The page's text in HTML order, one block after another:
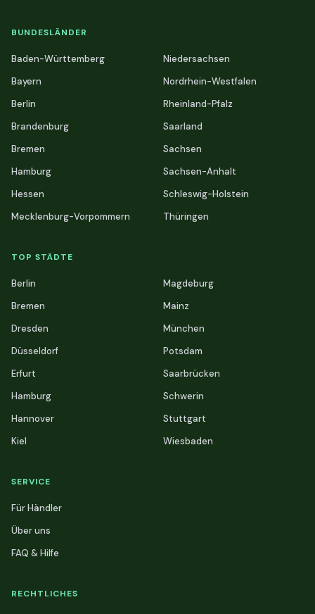
BUNDESLÄNDER
Baden-Württemberg
Bayern
Berlin
Brandenburg
Bremen
Hamburg
Hessen
Mecklenburg-Vorpommern
Niedersachsen
Nordrhein-Westfalen
Rheinland-Pfalz
Saarland
Sachsen
Sachsen-Anhalt
Schleswig-Holstein
Thüringen
TOP STÄDTE
Berlin
Bremen
Dresden
Düsseldorf
Erfurt
Hamburg
Hannover
Kiel
Magdeburg
Mainz
München
Potsdam
Saarbrücken
Schwerin
Stuttgart
Wiesbaden
SERVICE
Für Händler
Über uns
FAQ & Hilfe
RECHTLICHES